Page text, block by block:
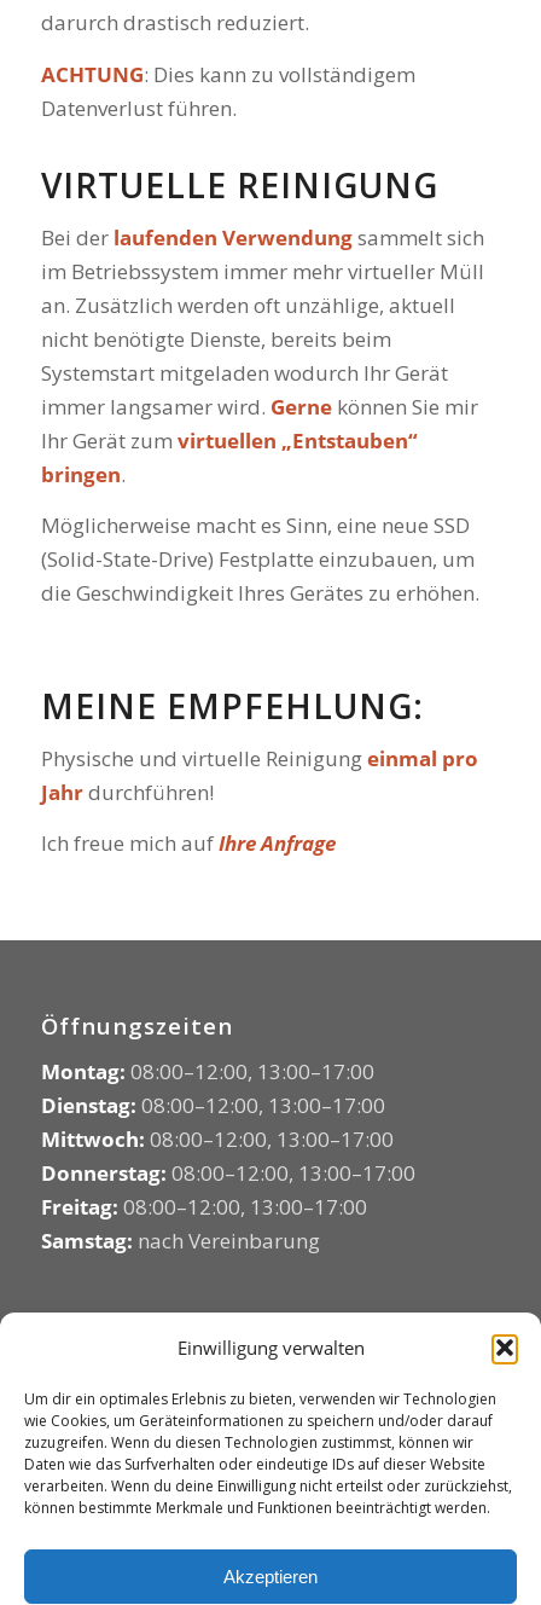
Einwilligung verwalten
Um dir ein optimales Erlebnis zu bieten, verwenden wir Technologien
wie Cookies, um Geräteinformationen zu speichern und/oder darauf
zuzugreifen. Wenn du diesen Technologien zustimmst, können wir
Daten wie das Surfverhalten oder eindeutige IDs auf dieser Website
verarbeiten. Wenn du deine Einwilligung nicht erteilst oder zurückziehst,
können bestimmte Merkmale und Funktionen beeinträchtigt werden.
Akzeptieren
darurch drastisch reduziert.
ACHTUNG: Dies kann zu vollständigem
Datenverlust führen.
VIRTUELLE REINIGUNG
Bei der laufenden Verwendungsammelt sich
im Betriebssystem immer mehr virtueller Müll
an. Zusätzlich werden oft unzählige, aktuell
nicht benötigte Dienste, bereits beim
Systemstart mitgeladen wodurch Ihr Gerät
immer langsamer wird. Gernekönnen Sie mir
Ihr Gerät zum virtuellen „Entstauben“
bringen.
Möglicherweise macht es Sinn, eine neue SSD
(Solid-State-Drive) Festplatte einzubauen, um
die Geschwindigkeit Ihres Gerätes zu erhöhen.
MEINE EMPFEHLUNG:
Physische und virtuelle Reinigungeinmal pro
Jahrdurchführen!
Ich freue mich aufIhre Anfrage
Öffnungszeiten
Montag: 08:00–12:00, 13:00–17:00
Dienstag: 08:00–12:00, 13:00–17:00
Mittwoch: 08:00–12:00, 13:00–17:00
Donnerstag: 08:00–12:00, 13:00–17:00
Freitag: 08:00–12:00, 13:00–17:00
Samstag: nach Vereinbarung
© CSMB e.U.
Martin Böhm, BA
Els 71, 3613 Albrechtsberg